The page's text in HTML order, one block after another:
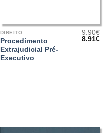
DIREITO
Procedimento
Extrajudicial Pré-
Executivo
9.90€
O
8.91€O